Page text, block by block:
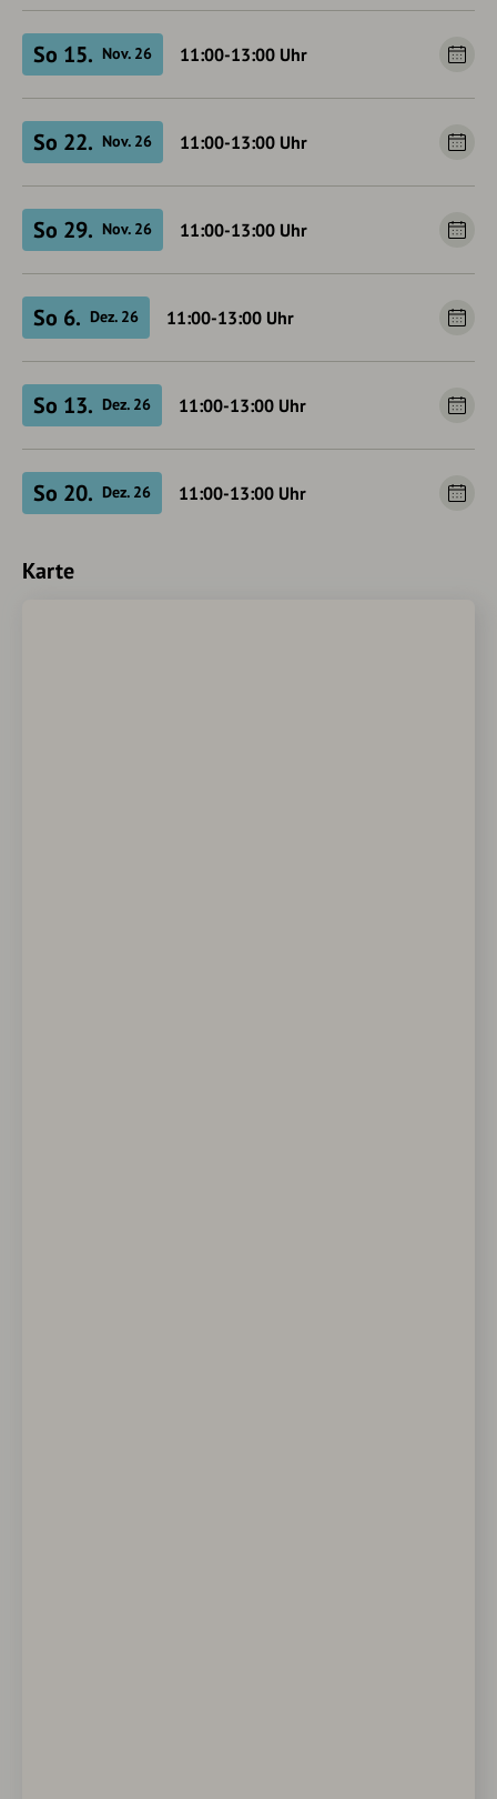
So 15. Nov. 26 11:00-13:00 Uhr
So 22. Nov. 26 11:00-13:00 Uhr
So 29. Nov. 26 11:00-13:00 Uhr
So 6. Dez. 26 11:00-13:00 Uhr
So 13. Dez. 26 11:00-13:00 Uhr
So 20. Dez. 26 11:00-13:00 Uhr
Karte